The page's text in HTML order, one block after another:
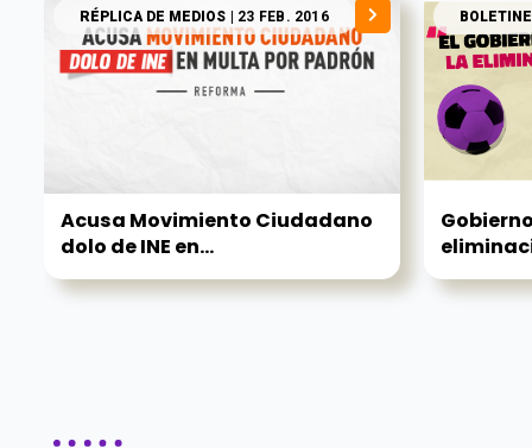
RÉPLICA DE MEDIOS | 23 FEB. 2016
Acusa Movimiento Ciudadano
dolo de INE en...